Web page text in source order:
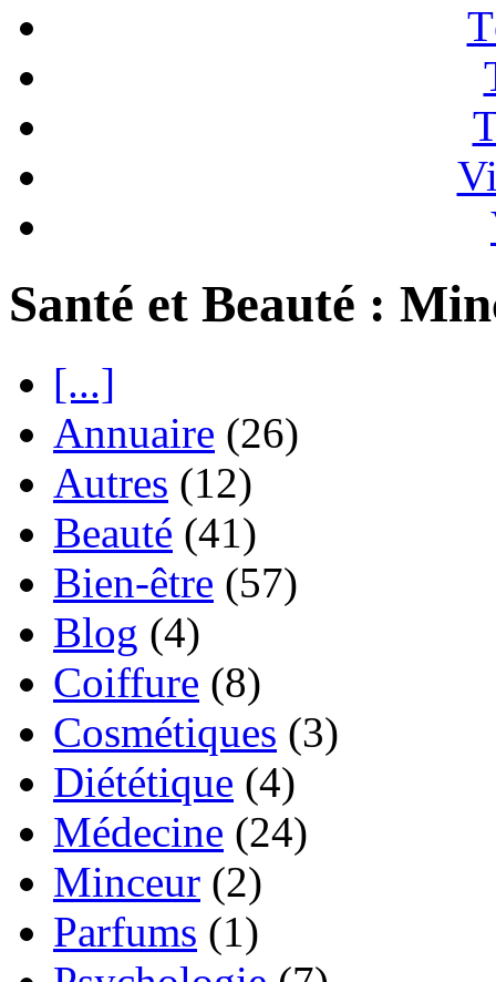
Santé et Beauté :
[...]
Annuaire (26)
Autres (12)
Beauté (41)
Bien-être (57)
Blog (4)
Coiffure (8)
Cosmétiques (3)
Diététique (4)
Médecine (24)
Minceur (2)
Parfums (1)